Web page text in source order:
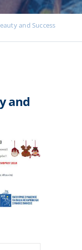
and Success
and